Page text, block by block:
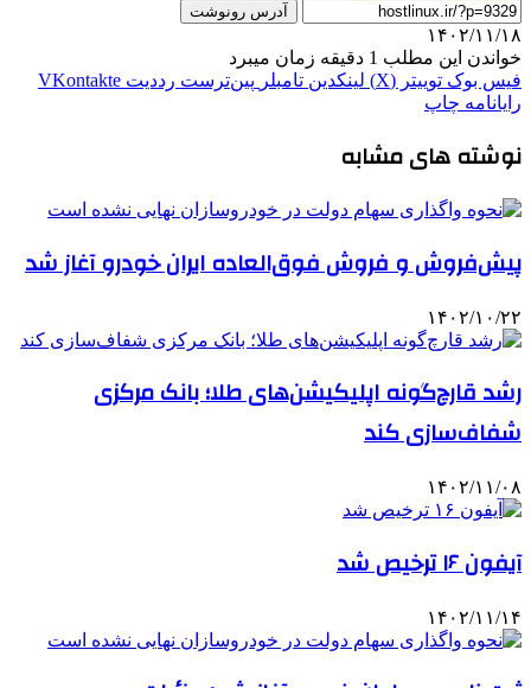
آدرس رونوشت
۱۴۰۲/۱۱/۱۸
خواندن این مطلب 1 دقیقه زمان میبرد
فیس بوک توییتر (X) لینکدین ‫تامبلر ‫پین‌ترست ‫رددیت ‫VKontakte
رایانامه چاپ
نوشته های مشابه
پیش‌فروش و فروش فوق‌العاده ایران خودرو آغاز شد
۱۴۰۲/۱۰/۲۲
رشد قارچ‌گونه اپلیکیشن‌های طلا؛ بانک مرکزی
شفاف‌سازی کند
۱۴۰۲/۱۱/۰۸
آیفون ۱۶ ترخیص شد
۱۴۰۲/۱۱/۱۴